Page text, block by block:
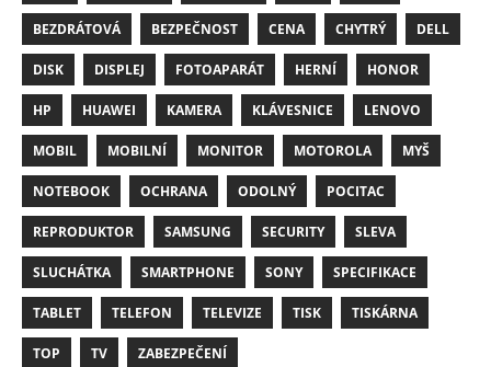
BEZDRÁTOVÁ BEZPEČNOST CENA CHYTRÝ DELL
DISK DISPLEJ FOTOAPARÁT HERNÍ HONOR
HP HUAWEI KAMERA KLÁVESNICE LENOVO
MOBIL MOBILNÍ MONITOR MOTOROLA MYŠ
NOTEBOOK OCHRANA ODOLNÝ POCITAC
REPRODUKTOR SAMSUNG SECURITY SLEVA
SLUCHÁTKA SMARTPHONE SONY SPECIFIKACE
TABLET TELEFON TELEVIZE TISK TISKÁRNA
TOP TV ZABEZPEČENÍ